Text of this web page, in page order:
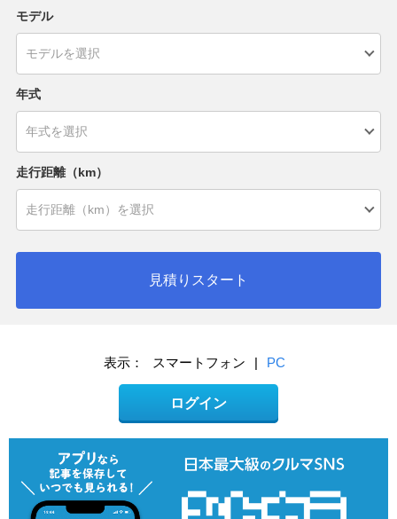
モデル
年式
走行距離（km）
見積りスタート
表示： スマートフォン | PC
ログイン